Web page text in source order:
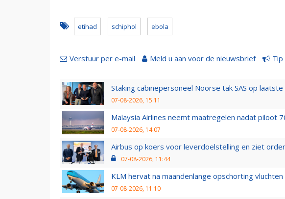
etihad schiphol ebola
Verstuur per e-mail Meld u aan voor de nieuwsbrief
Staking cabinepersoneel Noorse tak SAS op
07-08-2026, 15:11
Malaysia Airlines neemt maatregelen nadat piloot
07-08-2026, 14:07
Airbus op koers voor leverdoelstelling en ziet
07-08-2026, 11:44
KLM hervat na maandenlange opschorting
07-08-2026, 11:10